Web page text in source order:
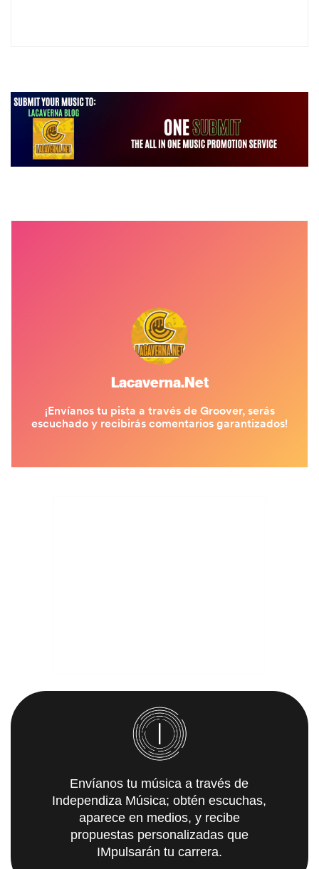
Envíanos tu música a través de
Independiza Música; obtén escuchas,
aparece en medios, y recibe
propuestas personalizadas que
IMpulsarán tu carrera.